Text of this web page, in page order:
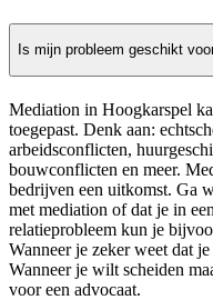
Is mijn probleem geschikt
Mediation in Hoogkarspel
toegepast. Denk aan:
arbeidsconflicten,
bouwconflicten en meer.
bedrijven een uitkomst. Ga
met mediation of dat je in
relatieprobleem kun je
Wanneer je zeker weet dat
Wanneer je wilt scheiden
voor een advocaat.